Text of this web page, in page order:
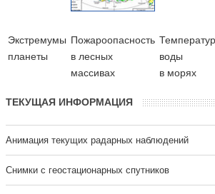
Экстремумы
планеты
Пожароопасность
в лесных
массивах
воды
в морях
ТЕКУЩАЯ ИНФОРМАЦИЯ
Анимация текущих радарных наблюдений
Cнимки с геостационарных спутников